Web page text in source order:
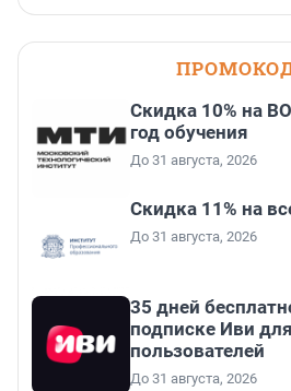
Скидка 10% на
год обучения
До 31 августа, 2026
Скидка 11% на
До 31 августа, 2026
35 дней
подписке Иви
пользователей
До 31 августа, 2026